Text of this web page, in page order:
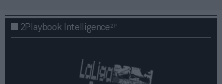
2Playbook Intelligence2P